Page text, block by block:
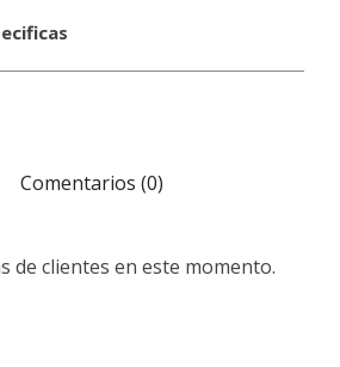
Comentarios (0)
de clientes en este momento.